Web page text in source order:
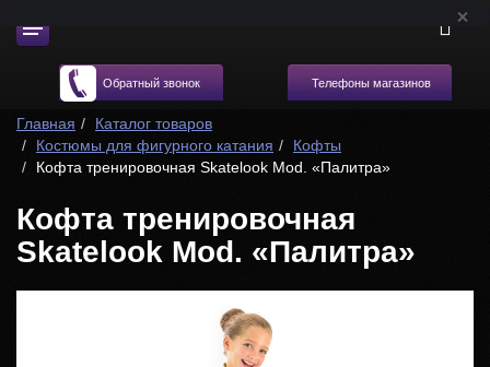
Обратный звонок Телефоны магазинов
Главная
Каталог товаров
Костюмы для фигурного катания
Кофты
Кофта тренировочная Skatelook Мod. «Палитра»
Кофта тренировочная
Skatelook Мod. «Палитра»